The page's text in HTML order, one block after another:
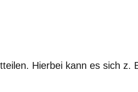
Hierbei kann es sich z.